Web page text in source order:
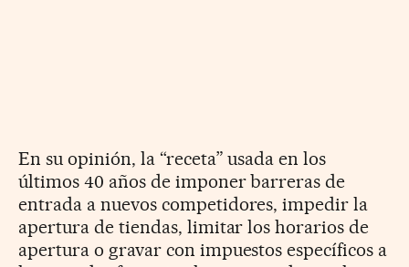
En su opinión, la “receta” usada en los
últimos 40 años de imponer barreras de
entrada a nuevos competidores, impedir la
apertura de tiendas, limitar los horarios de
apertura o gravar con impuestos específicos a